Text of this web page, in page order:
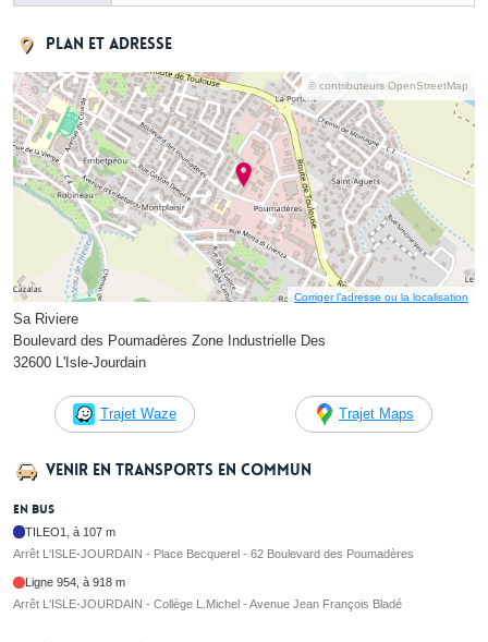
Plan et adresse
© contributeurs OpenStreetMap
Corriger l’adresse ou la localisation
Sa Riviere
Boulevard des Poumadères Zone Industrielle Des
32600 L'Isle-Jourdain
Trajet Waze Trajet Maps
Venir en transports en commun
En bus
TILEO1, à 107 m
Arrêt L'ISLE-JOURDAIN - Place Becquerel - 62 Boulevard des Poumadères
Ligne 954, à 918 m
Arrêt L'ISLE-JOURDAIN - Collège L.Michel - Avenue Jean François Bladé